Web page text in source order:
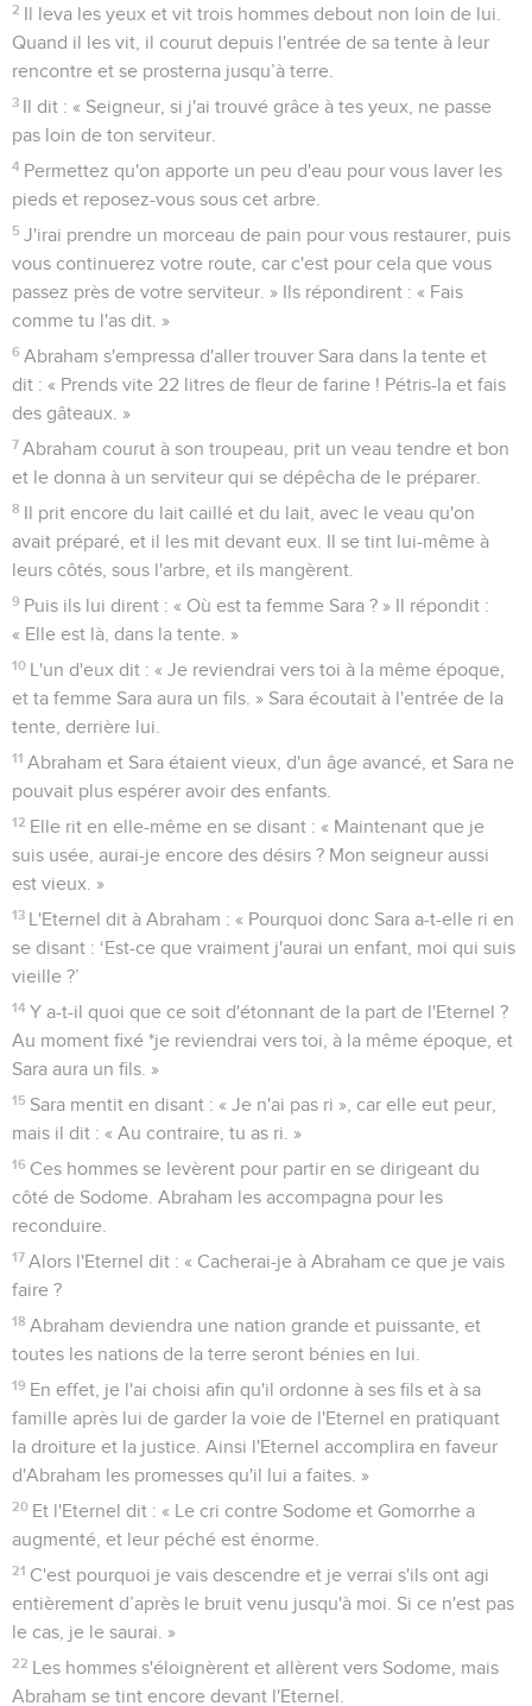
2 Il leva les yeux et vit trois hommes debout non loin de lui.
Quand il les vit, il courut depuis l'entrée de sa tente à leur
rencontre et se prosterna jusqu’à terre.
3 Il dit : « Seigneur, si j'ai trouvé grâce à tes yeux, ne passe
pas loin de ton serviteur.
4 Permettez qu'on apporte un peu d'eau pour vous laver les
pieds et reposez-vous sous cet arbre.
5 J'irai prendre un morceau de pain pour vous restaurer, puis
vous continuerez votre route, car c'est pour cela que vous
passez près de votre serviteur. » Ils répondirent : « Fais
comme tu l'as dit. »
6 Abraham s'empressa d'aller trouver Sara dans la tente et
dit : « Prends vite 22 litres de fleur de farine ! Pétris-la et fais
des gâteaux. »
7 Abraham courut à son troupeau, prit un veau tendre et bon
et le donna à un serviteur qui se dépêcha de le préparer.
8 Il prit encore du lait caillé et du lait, avec le veau qu'on
avait préparé, et il les mit devant eux. Il se tint lui-même à
leurs côtés, sous l'arbre, et ils mangèrent.
9 Puis ils lui dirent : « Où est ta femme Sara ? » Il répondit :
« Elle est là, dans la tente. »
10 L'un d'eux dit : « Je reviendrai vers toi à la même époque,
et ta femme Sara aura un fils. » Sara écoutait à l'entrée de la
tente, derrière lui.
11 Abraham et Sara étaient vieux, d'un âge avancé, et Sara ne
pouvait plus espérer avoir des enfants.
12 Elle rit en elle-même en se disant : « Maintenant que je
suis usée, aurai-je encore des désirs ? Mon seigneur aussi
est vieux. »
13 L'Eternel dit à Abraham : « Pourquoi donc Sara a-t-elle ri en
se disant : ‘Est-ce que vraiment j'aurai un enfant, moi qui suis
vieille ?’
14 Y a-t-il quoi que ce soit d'étonnant de la part de l'Eternel ?
Au moment fixé *je reviendrai vers toi, à la même époque, et
Sara aura un fils. »
15 Sara mentit en disant : « Je n'ai pas ri », car elle eut peur,
mais il dit : « Au contraire, tu as ri. »
16 Ces hommes se levèrent pour partir en se dirigeant du
côté de Sodome. Abraham les accompagna pour les
reconduire.
17 Alors l'Eternel dit : « Cacherai-je à Abraham ce que je vais
faire ?
18 Abraham deviendra une nation grande et puissante, et
toutes les nations de la terre seront bénies en lui.
19 En effet, je l'ai choisi afin qu'il ordonne à ses fils et à sa
famille après lui de garder la voie de l'Eternel en pratiquant
la droiture et la justice. Ainsi l'Eternel accomplira en faveur
d'Abraham les promesses qu'il lui a faites. »
20 Et l'Eternel dit : « Le cri contre Sodome et Gomorrhe a
augmenté, et leur péché est énorme.
21 C'est pourquoi je vais descendre et je verrai s'ils ont agi
entièrement d’après le bruit venu jusqu'à moi. Si ce n'est pas
le cas, je le saurai. »
22 Les hommes s'éloignèrent et allèrent vers Sodome, mais
Abraham se tint encore devant l'Eternel.